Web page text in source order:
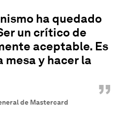
ha quedado
un crítico de
aceptable. Es
mesa y hacer la
”
de Mastercard